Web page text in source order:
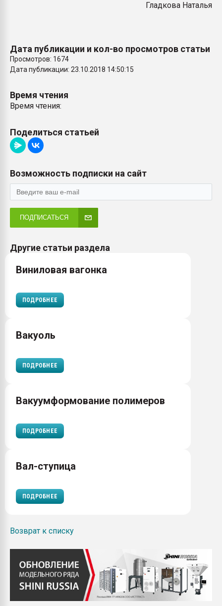
Гладкова Наталья
Дата публикации и кол-во просмотров статьи
Просмотров: 1674
Дата публикации: 23.10.2018 14:50:15
Время чтения
Время чтения:
Поделиться статьей
Возможность подписки на сайт
ПОДПИСАТЬСЯ
Другие статьи раздела
Виниловая вагонка
ПОДРОБНЕЕ
Вакуоль
ПОДРОБНЕЕ
Вакуумформование полимеров
ПОДРОБНЕЕ
Вал-ступица
ПОДРОБНЕЕ
Возврат к списку